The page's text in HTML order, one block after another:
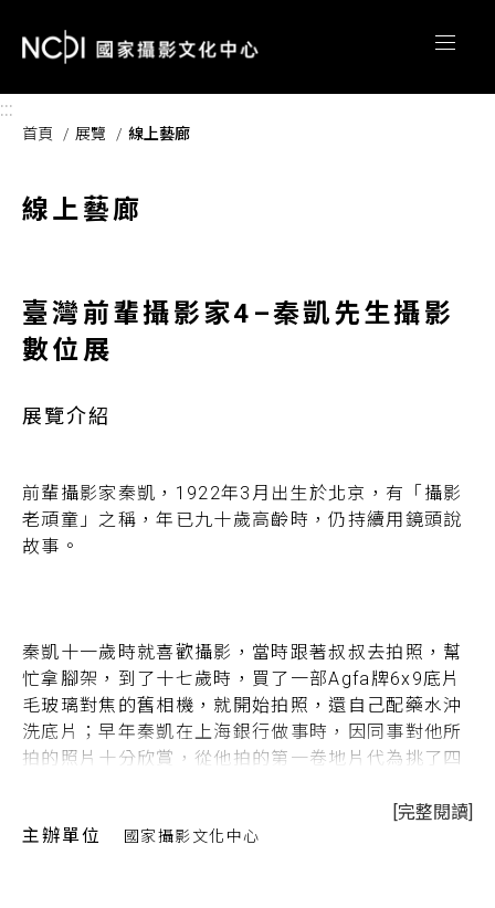
:::
首頁 展覽 線上藝廊
線上藝廊
臺灣前輩攝影家4–秦凱先生攝影
數位展
展覽介紹
前輩攝影家秦凱，1922年3月出生於北京，有「攝影
老頑童」之稱，年已九十歲高齡時，仍持續用鏡頭說
故事。
秦凱十一歲時就喜歡攝影，當時跟著叔叔去拍照，幫
忙拿腳架，到了十七歲時，買了一部Agfa牌6x9底片
毛玻璃對焦的舊相機，就開始拍照，還自己配藥水沖
洗底片；早年秦凱在上海銀行做事時，因同事對他所
拍的照片十分欣賞，從他拍的第一卷地片代為挑了四
三張照片獲獎，一鳴驚人，從此改變秦凱的生涯，辭
掉銀行工作，專心位良友畫報拍照。
[完整閱讀]
主辦單位
國家攝影文化中心